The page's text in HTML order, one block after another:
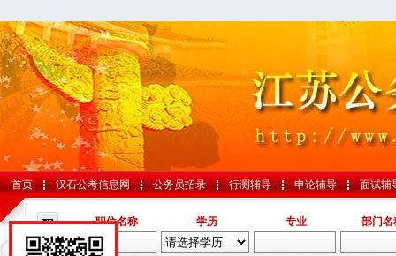
首页 汉石公考信息网 公务员招录 行测辅导 申论辅导 面试辅
职位名称 学历 专业 部门名